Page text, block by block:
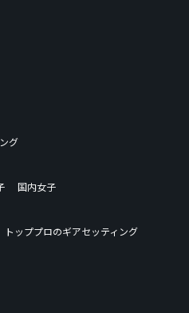
グ
国内女子
トッププロのギアセッティング